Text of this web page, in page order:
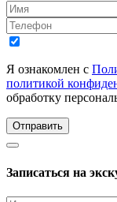
Я ознакомлен с
политикой
обработку
Отправить
Записаться на